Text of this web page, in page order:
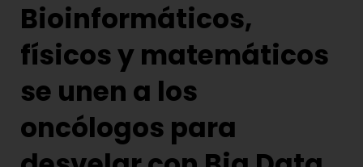
Bioinformáticos,
físicos y matemáticos
se unen a los
oncólogos para